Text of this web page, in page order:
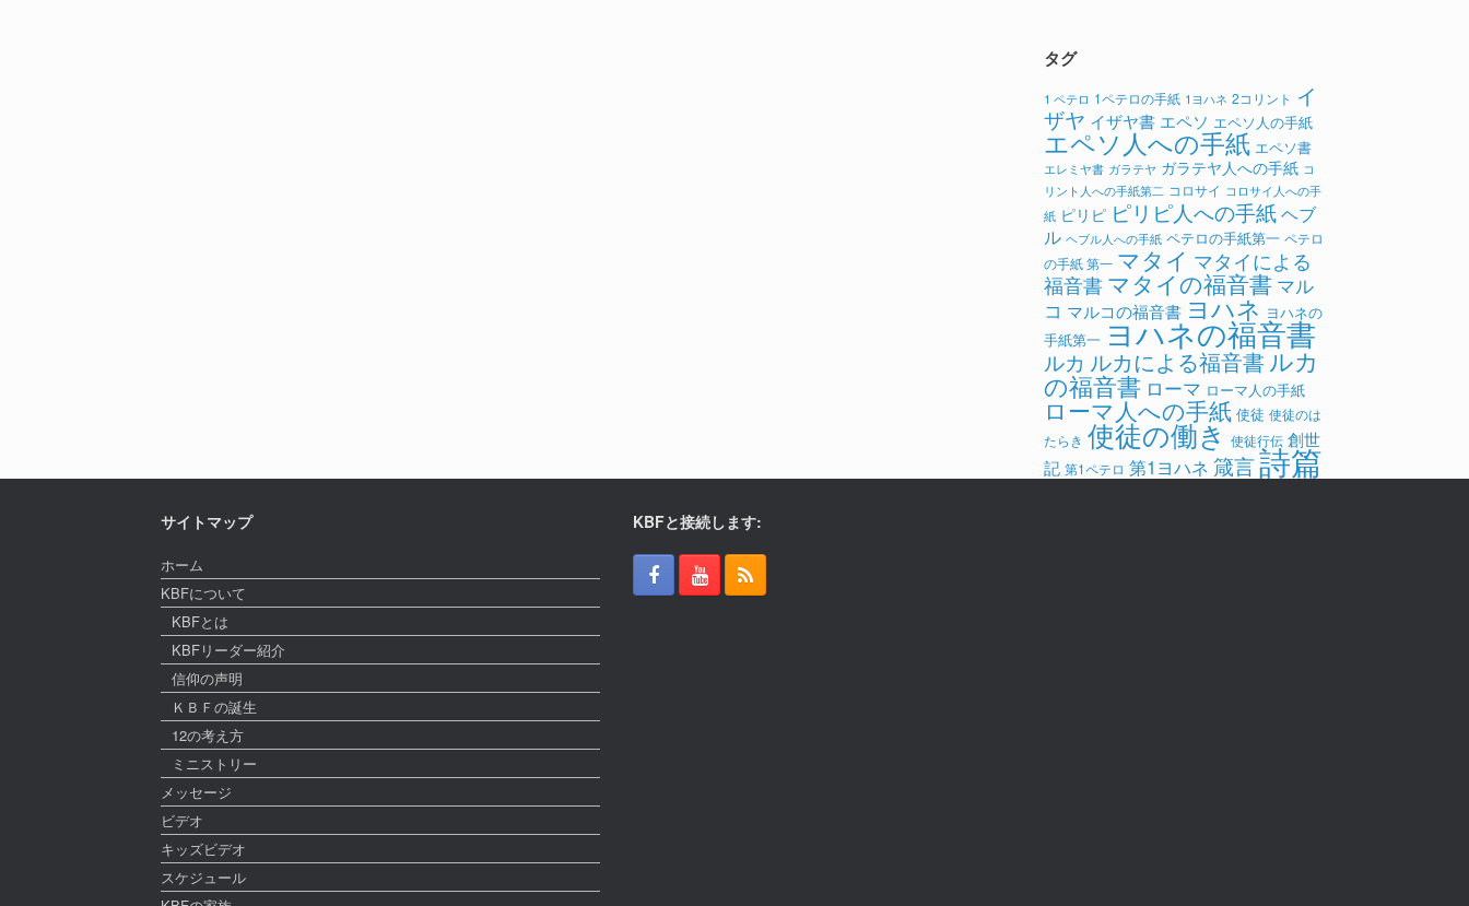
タグ
1 ペテロ 1ペテロの手紙 1ヨハネ 2コリント イ
ザヤ イザヤ書 エペソ エペソ人の手紙
エペソ人への手紙 エペソ書
エレミヤ書 ガラテヤ ガラテヤ人への手紙 コ
リント人への手紙第二 コロサイ コロサイ人への手
紙 ピリピ ピリピ人への手紙ヘブ
ル ヘブル人への手紙 ペテロの手紙第一 ペテロ
の手紙 第一 マタイ マタイによる
福音書 マタイの福音書 マル
コ マルコの福音書 ヨハネ ヨハネの
手紙第一 ヨハネの福音書
ルカ ルカによる福音書ルカ
の福音書 ローマ ローマ人の手紙
ローマ人への手紙 使徒 使徒のは
たらき 使徒の働き 使徒行伝 創世
記 第1ペテロ 第1ヨハネ 箴言詩篇
サイトマップ
ホーム
KBFについて
KBFとは
KBFリーダー紹介
信仰の声明
ＫＢＦの誕生
12の考え方
ミニストリー
メッセージ
ビデオ
キッズビデオ
スケジュール
KBFと接続します: